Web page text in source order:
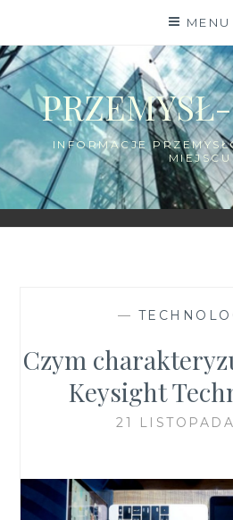
content
MENU
INFORMACJE
MIEJSCU
—
Czym
Keysight
21